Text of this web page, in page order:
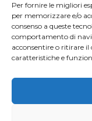
Per fornire le migliori
per memorizzare e/o
consenso a queste
comportamento di
acconsentire o ritirare
caratteristiche e
Via Verona, 20
Tel.+39 0424
Fax +39 0424
Catalogo